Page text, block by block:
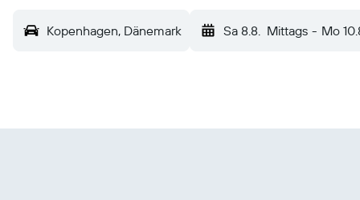
Kopenhagen, Dänemark Sa 8.8. Mittags - Mo